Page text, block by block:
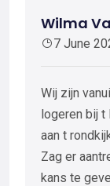
Wilma
7 June
Wij zijn
logeren bij t
aan t
Zag er
kans te